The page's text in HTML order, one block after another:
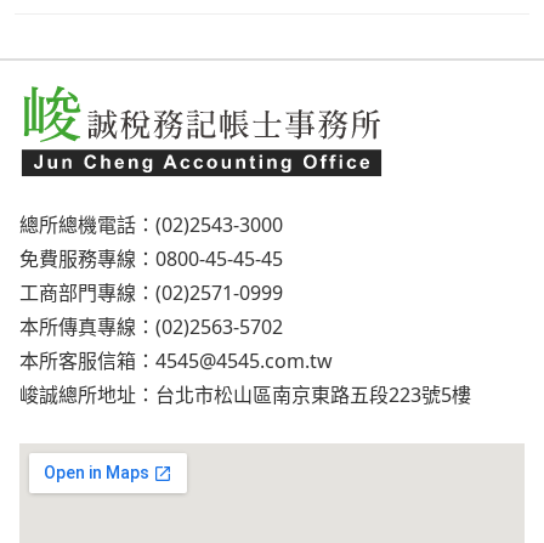
總所總機電話：(02)2543-3000
免費服務專線：0800-45-45-45
工商部門專線：(02)2571-0999
本所傳真專線：(02)2563-5702
本所客服信箱： 4545@4545.com.tw
峻誠總所地址：台北市松山區南京東路五段223號5樓